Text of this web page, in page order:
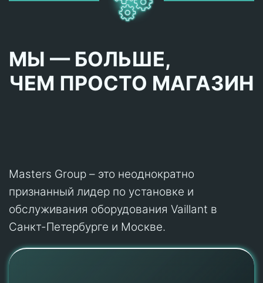
МЫ — БОЛЬШЕ,
ЧЕМ ПРОСТО МАГАЗИН
Masters Group – это неоднократно
признанный лидер по установке и
обслуживания оборудования Vaillant в
Санкт-Петербурге и Москве.